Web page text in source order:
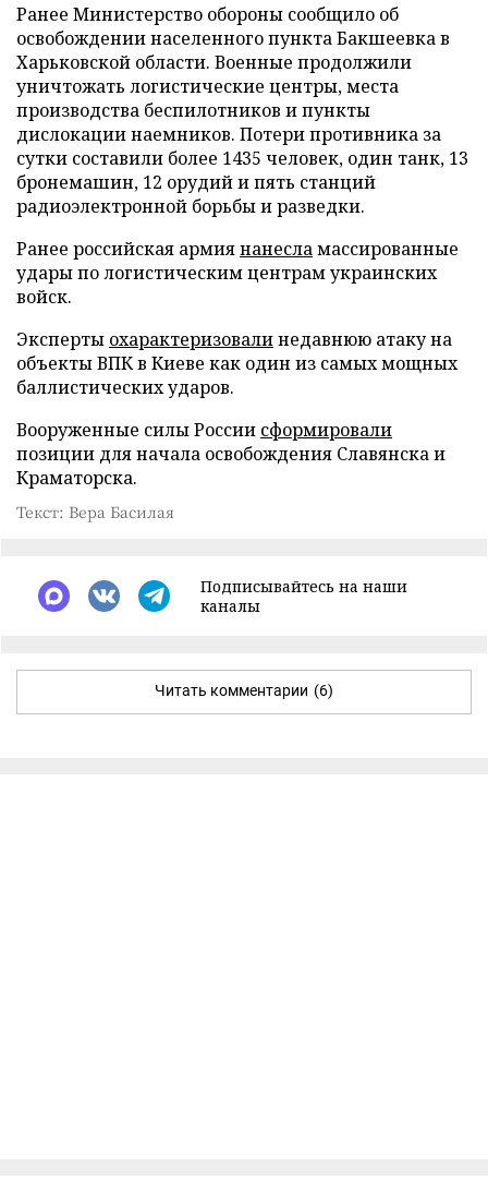
Ранее Министерство обороны сообщило об
освобождении населенного пункта Бакшеевка в
Харьковской области. Военные продолжили
уничтожать логистические центры, места
производства беспилотников и пункты
дислокации наемников. Потери противника за
сутки составили более 1435 человек, один танк, 13
бронемашин, 12 орудий и пять станций
радиоэлектронной борьбы и разведки.
Ранее российская армиянанесламассированные
удары по логистическим центрам украинских
войск.
Эксперты охарактеризовалинедавнюю атаку на
объекты ВПК в Киеве как один из самых мощных
баллистических ударов.
Вооруженные силы России сформировали
позиции для начала освобождения Славянска и
Краматорска.
Текст: Вера Басилая
Подписывайтесь на наши
каналы
Читать комментарии (6)